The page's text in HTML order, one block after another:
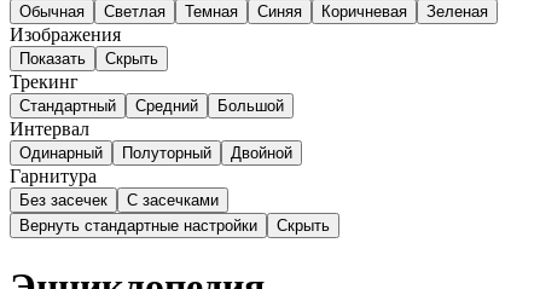
Обычная Светлая Темная Синяя Коричневая Зеленая
Изображения
Показать Скрыть
Трекинг
Стандартный Средний Большой
Интервал
Одинарный Полуторный Двойной
Гарнитура
Без засечек
С засечками
Вернуть стандартные настройки
Скрыть